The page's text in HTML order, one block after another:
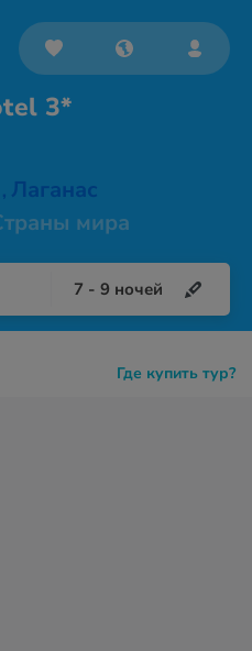
3*
, Лаганас
мира
7 - 9 ночей
Где купить тур?